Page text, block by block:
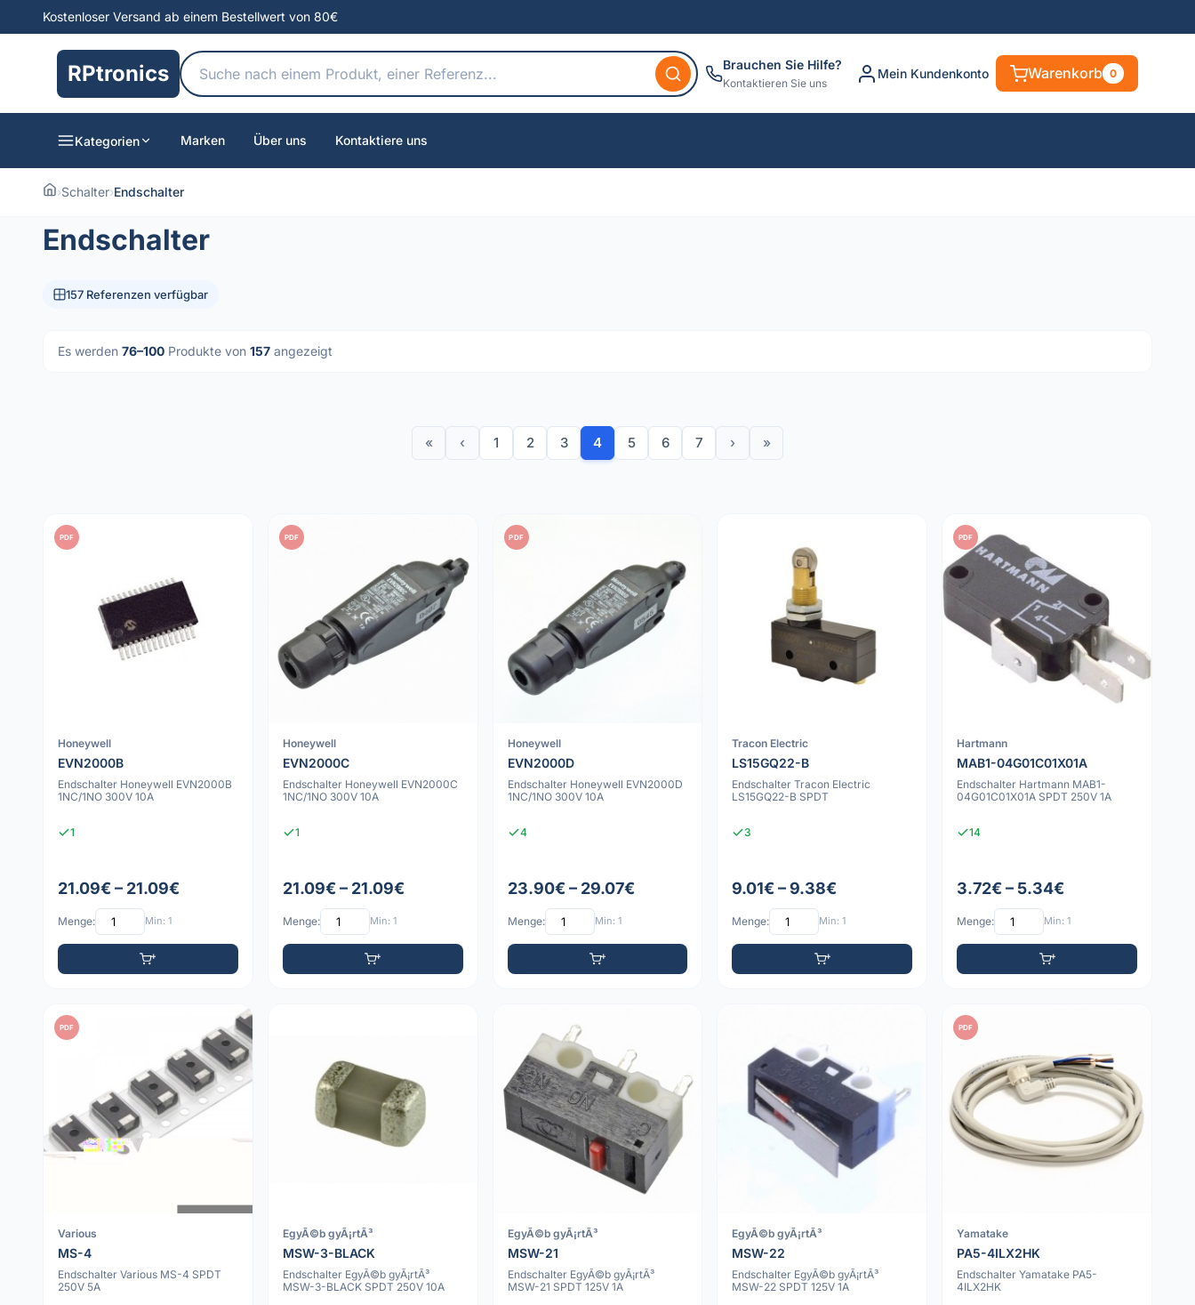
Kostenloser Versand ab einem Bestellwert von 80€
RPtronics Brauchen Sie Hilfe?
Kontaktieren Sie uns
Mein Kundenkonto Warenkorb 0
Kategorien Marken Über uns Kontaktiere uns
›Schalter›Endschalter
Endschalter
157 Referenzen verfügbar
Es werden 76–100 Produkte von 157 angezeigt
« ‹ 1 2 3 4 5 6 7 › »
PDF
Honeywell
EVN2000B
Endschalter Honeywell EVN2000B
1NC/1NO 300V 10A
1
21.09€ – 21.09€
Menge: Min: 1
PDF
Honeywell
EVN2000C
Endschalter Honeywell EVN2000C
1NC/1NO 300V 10A
1
21.09€ – 21.09€
Menge: Min: 1
PDF
Honeywell
EVN2000D
Endschalter Honeywell EVN2000D
1NC/1NO 300V 10A
4
23.90€ – 29.07€
Menge: Min: 1
Tracon Electric
LS15GQ22-B
Endschalter Tracon Electric
LS15GQ22-B SPDT
3
9.01€ – 9.38€
Menge: Min: 1
PDF
Hartmann
MAB1-04G01C01X01A
Endschalter Hartmann MAB1-
04G01C01X01A SPDT 250V 1A
14
3.72€ – 5.34€
Menge: Min: 1
PDF
Various
MS-4
Endschalter Various MS-4 SPDT
250V 5A
EgyÃ©b gyÃ¡rtÃ³
MSW-3-BLACK
Endschalter EgyÃ©b gyÃ¡rtÃ³
MSW-3-BLACK SPDT 250V 10A
EgyÃ©b gyÃ¡rtÃ³
MSW-21
Endschalter EgyÃ©b gyÃ¡rtÃ³
MSW-21 SPDT 125V 1A
EgyÃ©b gyÃ¡rtÃ³
MSW-22
Endschalter EgyÃ©b gyÃ¡rtÃ³
MSW-22 SPDT 125V 1A
PDF
Yamatake
PA5-4ILX2HK
Endschalter Yamatake PA5-
4ILX2HK